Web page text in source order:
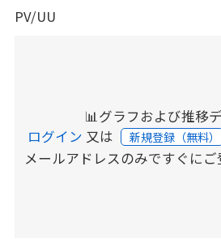
PV/UU
📊グラフおよび推移
ログイン 又は 新規登録（無料
メールアドレスのみですぐにご